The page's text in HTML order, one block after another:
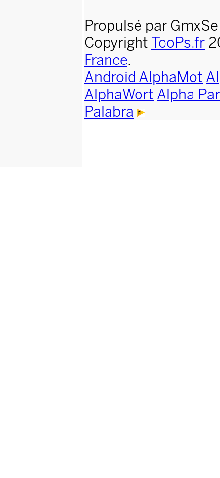
Propulsé par
Copyright TooPs.fr
France.
Android AlphaMot
AlphaWort Alpha
Palabra